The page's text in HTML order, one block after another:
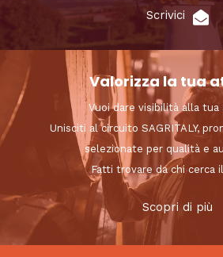
Scrivici
Valorizza la tua
Vuoi dare visibilità alla tua
Unisciti al circuito SAGRITALY,
selezionate per qualità e
Fatti trovare da chi cerca
Scopri di più